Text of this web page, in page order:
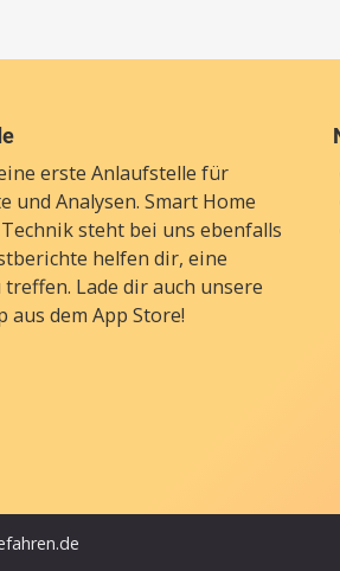
erste Anlaufstelle für
und Analysen. Smart Home
steht bei uns ebenfalls
helfen dir, eine
Lade dir auch unsere
aus dem App Store!